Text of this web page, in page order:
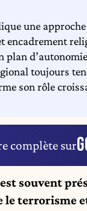
une
encadrement
toujours
son rôle
complète sur
souvent
terrorisme